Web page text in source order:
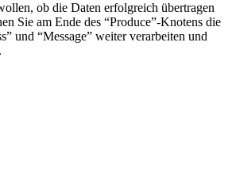
ob die Daten erfolgreich übertragen
Sie am Ende des “Produce”-Knotens die
und “Message” weiter verarbeiten und